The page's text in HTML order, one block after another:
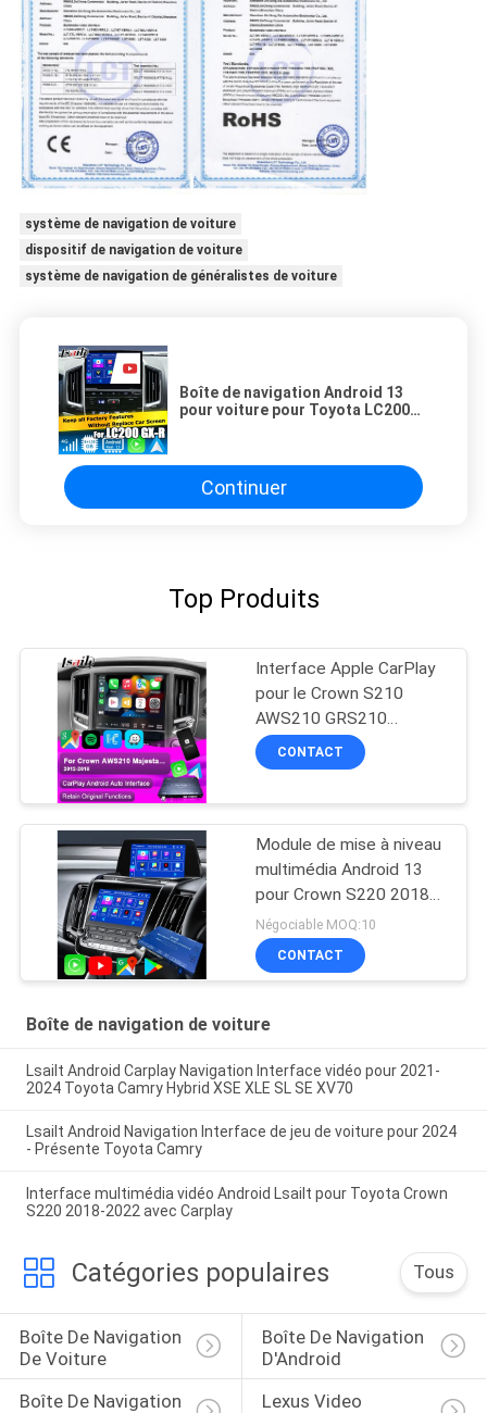
système de navigation de voiture
dispositif de navigation de voiture
système de navigation de généralistes de voiture
Boîte de navigation Android 13
pour voiture pour Toyota LC200
Continuer
Top Produits
Interface Apple CarPlay
pour le Crown S210
AWS210 GRS210
GWS214 GWS215
Majesta Athlete Royal
arrière, climat AC
CONTACT
Module de mise à niveau
multimédia Android 13
pour Crown S220 2018-
2022 Intégration OEM
sans fil CarPlay, Android
Auto, YouTube, NetFlix,
Négociable MOQ:10
CONTACT
Boîte de navigation de voiture
Lsailt Android Carplay Navigation Interface vidéo pour 2021-
2024 Toyota Camry Hybrid XSE XLE SL SE XV70
Lsailt Android Navigation Interface de jeu de voiture pour 2024
- Présente Toyota Camry
Interface multimédia vidéo Android Lsailt pour Toyota Crown
S220 2018-2022 avec Carplay
Catégories populaires Tous
Boîte De Navigation
De Voiture
Boîte De Navigation
D'Android
Boîte De Navigation
Lexus Video